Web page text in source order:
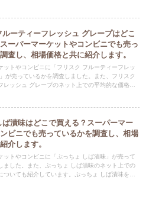
ルーティーフレッシュ グレープはどこ
ーパーマーケットやコンビニでも売っ
査し、相場価格と共に紹介します。
ットやコンビニに「フリスク フルーティーフレッ
が売っているかを調査しました。また、フリスク
レッシュ グレープのネット上での平均的な価格に
ば漬味はどこで買える？スーパーマー
ビニでも売っているかを調査し、相場
介します。
ットやコンビニに「ぷっちょ しば漬味」が売って
ました。また、ぷっちょ しば漬味のネット上での
ついても紹介しています。ぷっちょ しば漬味を購